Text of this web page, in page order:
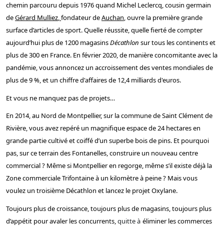
chemin parcouru depuis 1976 quand Michel Leclercq, cousin germain
deGérard Mulliez,fondateur deAuchan, ouvre la première grande
surface d’articles de sport. Quelle réussite, quelle fierté de compter
aujourd’hui plus de 1200 magasinsDécathlon sur tous les continents et
plus de 300 en France. En février 2020, de manière concomitante avec la
pandémie, vous annoncez un accroissement des ventes mondiales de
plus de 9 %, et un chiffre d'affaires de 12,4 milliards d'euros.
Et vous ne manquez pas de projets…
En 2014, au Nord de Montpellier, sur la commune de Saint Clément de
Rivière, vous avez repéré un magnifique espace de 24 hectares en
grande partie cultivé et coiffé d’un superbe bois de pins. Et pourquoi
pas, sur ce terrain des Fontanelles, construire un nouveau centre
commercial ? Même si Montpellier en regorge, même s’il existe déjà la
Zone commerciale Trifontaine à un kilomètre à peine ? Mais vous
voulez un troisième Décathlon et lancez le projet Oxylane.
Toujours plus de croissance, toujours plus de magasins, toujours plus
d’appétit pour avaler les concurrents,quitte à éliminer les commerces